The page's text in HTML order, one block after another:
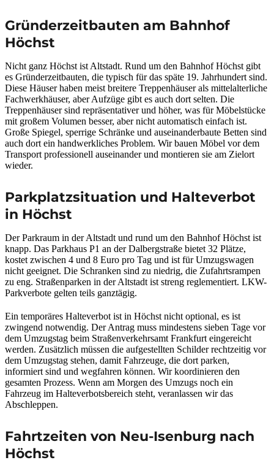
Gründerzeitbauten am Bahnhof
Höchst
Nicht ganz Höchst ist Altstadt. Rund um den Bahnhof Höchst gibt
es Gründerzeitbauten, die typisch für das späte 19. Jahrhundert sind.
Diese Häuser haben meist breitere Treppenhäuser als mittelalterliche
Fachwerkhäuser, aber Aufzüge gibt es auch dort selten. Die
Treppenhäuser sind repräsentativer und höher, was für Möbelstücke
mit großem Volumen besser, aber nicht automatisch einfach ist.
Große Spiegel, sperrige Schränke und auseinanderbaute Betten sind
auch dort ein handwerkliches Problem. Wir bauen Möbel vor dem
Transport professionell auseinander und montieren sie am Zielort
wieder.
Parkplatzsituation und Halteverbot
in Höchst
Der Parkraum in der Altstadt und rund um den Bahnhof Höchst ist
knapp. Das Parkhaus P1 an der Dalbergstraße bietet 32 Plätze,
kostet zwischen 4 und 8 Euro pro Tag und ist für Umzugswagen
nicht geeignet. Die Schranken sind zu niedrig, die Zufahrtsrampen
zu eng. Straßenparken in der Altstadt ist streng reglementiert. LKW-
Parkverbote gelten teils ganztägig.
Ein temporäres Halteverbot ist in Höchst nicht optional, es ist
zwingend notwendig. Der Antrag muss mindestens sieben Tage vor
dem Umzugstag beim Straßenverkehrsamt Frankfurt eingereicht
werden. Zusätzlich müssen die aufgestellten Schilder rechtzeitig vor
dem Umzugstag stehen, damit Fahrzeuge, die dort parken,
informiert sind und wegfahren können. Wir koordinieren den
gesamten Prozess. Wenn am Morgen des Umzugs noch ein
Fahrzeug im Halteverbotsbereich steht, veranlassen wir das
Abschleppen.
Fahrtzeiten von Neu-Isenburg nach
Höchst